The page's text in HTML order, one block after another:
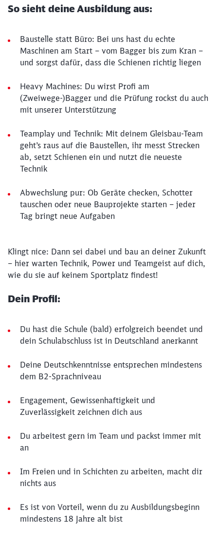
So sieht deine Ausbildung aus:
Baustelle statt Büro: Bei uns hast du echte
Maschinen am Start – vom Bagger bis zum Kran –
und sorgst dafür, dass die Schienen richtig liegen
Heavy Machines: Du wirst Profi am
(Zweiwege-)Bagger und die Prüfung rockst du auch
mit unserer Unterstützung
Teamplay und Technik: Mit deinem Gleisbau-Team
geht’s raus auf die Baustellen, ihr messt Strecken
ab, setzt Schienen ein und nutzt die neueste
Technik
Abwechslung pur: Ob Geräte checken, Schotter
tauschen oder neue Bauprojekte starten – jeder
Tag bringt neue Aufgaben
Klingt nice: Dann sei dabei und bau an deiner Zukunft
– hier warten Technik, Power und Teamgeist auf dich,
wie du sie auf keinem Sportplatz findest!
Dein Profil:
Du hast die Schule (bald) erfolgreich beendet und
dein Schulabschluss ist in Deutschland anerkannt
Deine Deutschkenntnisse entsprechen mindestens
dem B2-Sprachniveau
Engagement, Gewissenhaftigkeit und
Zuverlässigkeit zeichnen dich aus
Du arbeitest gern im Team und packst immer mit
an
Im Freien und in Schichten zu arbeiten, macht dir
nichts aus
Es ist von Vorteil, wenn du zu Ausbildungsbeginn
mindestens 18 Jahre alt bist